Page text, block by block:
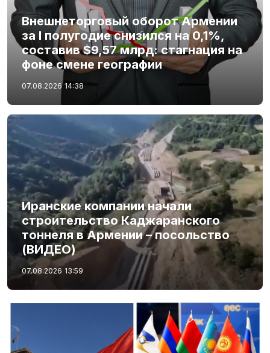
Внешнеторговый оборот Армении
за I полугодие снизился на 0,1%,
составив $9,57 млрд: стагнация на
фоне смене географии
07.08.2026 14:38
Иранские компании начали
строительство Каджаранского
тоннеля в Армении – посольство
(ВИДЕО)
07.08.2026 13:59